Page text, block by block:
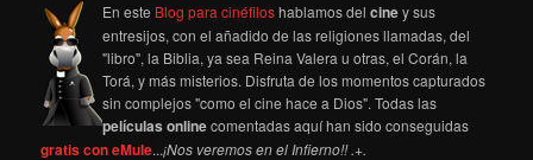
En este Blog para cinéfiloshablamos delciney sus
entresijos, con el añadido de las religiones llamadas, del
"libro", la Biblia, ya sea Reina Valera u otras, el Corán, la
Torá, y más misterios. Disfruta de los momentos capturados
sin complejos "como el cine hace a Dios". Todas las
películas onlinecomentadas aquí han sido conseguidas
gratis con eMule...¡Nos veremos en el Infierno!! .+.